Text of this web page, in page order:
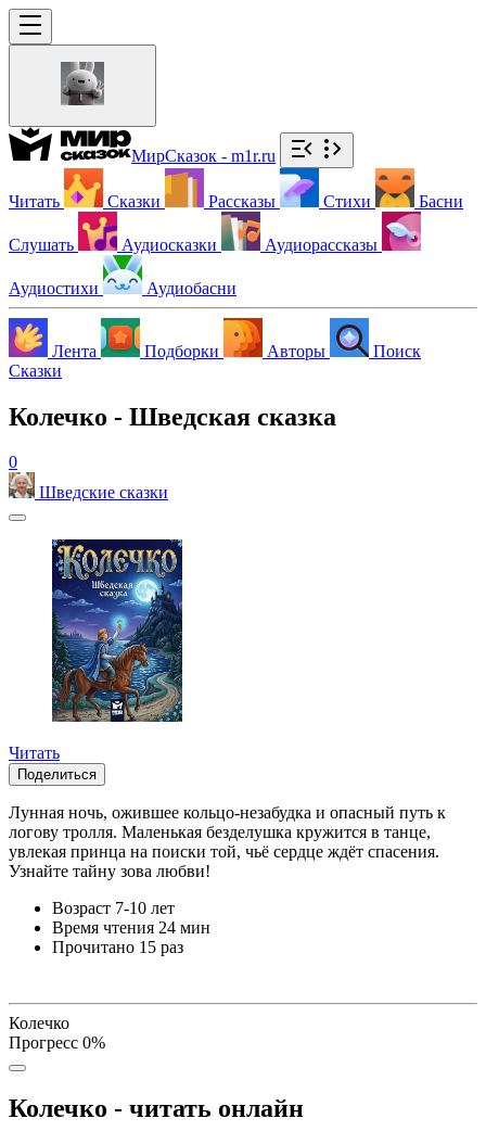
МирСказок - m1r.ru
Читать Сказки Рассказы Стихи Басни
Слушать Аудиосказки Аудиорассказы
Аудиостихи Аудиобасни
Лента Подборки Авторы
Поиск
Сказки
Колечко - Шведская сказка
0
Шведские сказки
Читать
Поделиться
Лунная ночь, ожившее кольцо-незабудка и опасный путь к
логову тролля. Маленькая безделушка кружится в танце,
увлекая принца на поиски той, чьё сердце ждёт спасения.
Узнайте тайну зова любви!
Возраст 7-10 лет
Время чтения 24 мин
Прочитано 15 раз
Колечко
Прогресс 0%
Колечко - читать онлайн